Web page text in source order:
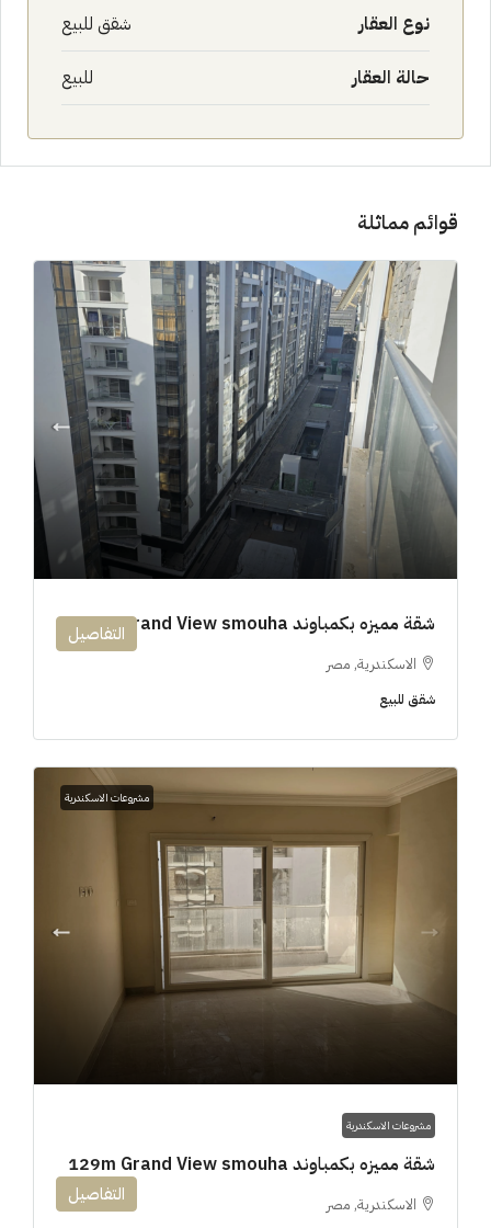
نوع العقار شقق للبيع
حالة العقار للبيع
قوائم مماثلة
شقة مميزه بكمباوند 194m Grand View smouha
الاسكندرية, مصر
شقق للبيع
التفاصيل
مشروعات الاسكندرية
مشروعات الاسكندرية
شقة مميزه بكمباوند 129m Grand View smouha
الاسكندرية, مصر التفاصيل